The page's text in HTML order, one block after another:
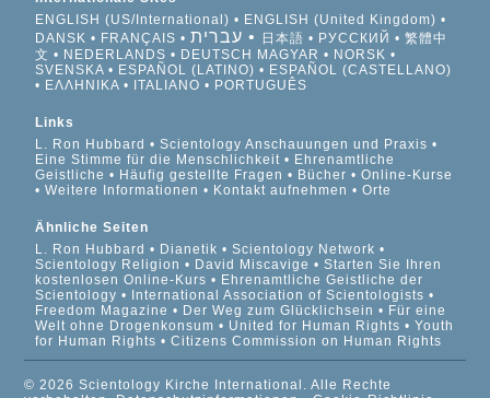
ENGLISH (US/International)
ENGLISH (United Kingdom)
DANSK
FRANÇAIS עברית 日本語 РУССКИЙ
繁體中
文
NEDERLANDS DEUTSCH MAGYAR
NORSK
SVENSKA
ESPAÑOL (LATINO)
ESPAÑOL (CASTELLANO)
ΕΛΛΗΝΙΚA
ITALIANO PORTUGUÊS
Links
L. Ron Hubbard
Scientology Anschauungen und Praxis
Eine Stimme für die Menschlichkeit
Ehrenamtliche
Geistliche
Häufig gestellte Fragen Bücher
Online-Kurse
Weitere Informationen
Kontakt aufnehmen Orte
Ähnliche Seiten
L. Ron Hubbard
Dianetik
Scientology Network
Scientology Religion
David Miscavige
Starten Sie Ihren
kostenlosen Online-Kurs
Ehrenamtliche Geistliche der
Scientology
International Association of Scientologists
Freedom Magazine
Der Weg zum Glücklichsein
Für eine
Welt ohne Drogenkonsum
United for Human Rights
Youth
for Human Rights
Citizens Commission on Human Rights
© 2026 Scientology Kirche International. Alle Rechte